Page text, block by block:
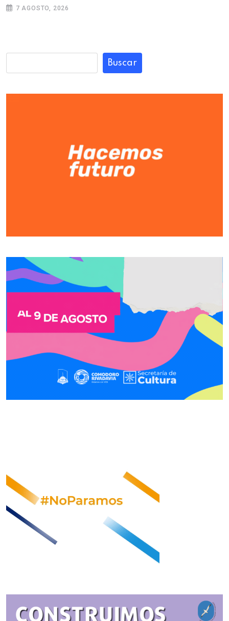
7 AGOSTO, 2026
Buscar